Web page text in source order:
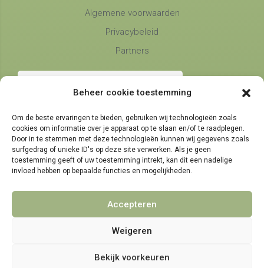
Beheer cookie toestemming
Om de beste ervaringen te bieden, gebruiken wij technologieën zoals
cookies om informatie over je apparaat op te slaan en/of te raadplegen.
Door in te stemmen met deze technologieën kunnen wij gegevens zoals
surfgedrag of unieke ID's op deze site verwerken. Als je geen
toestemming geeft of uw toestemming intrekt, kan dit een nadelige
invloed hebben op bepaalde functies en mogelijkheden.
Accepteren
Weigeren
Bekijk voorkeuren
Telefonische bereikbaarheid
maandag, dinsdag en donderdag
9:00 - 14:30
woensdag en vrijdag
9:00 - 11:30
Algemene voorwaarden
Privacybeleid
Partners
© 2021 - 2026 NamensMij.nl | Gepersonaliseerde Cadeaus